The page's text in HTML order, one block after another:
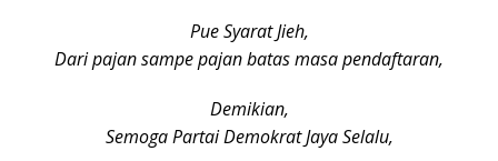
Pue Syarat Jieh,
Dari pajan sampe pajan batas masa pendaftaran,
Demikian,
Semoga Partai Demokrat Jaya Selalu,